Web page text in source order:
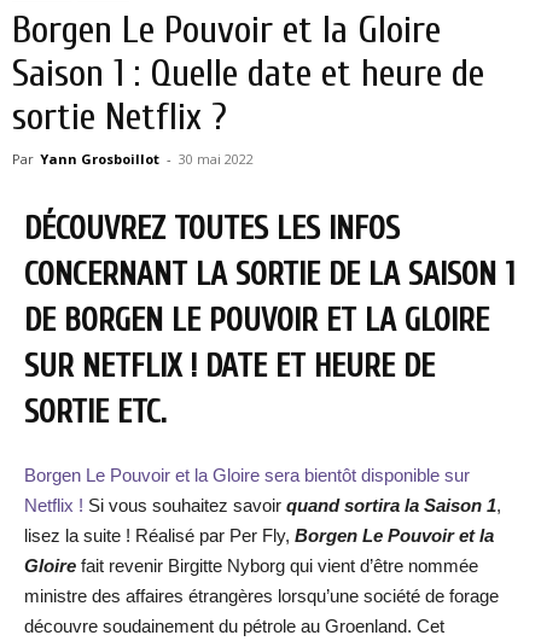
Borgen Le Pouvoir et la Gloire
Saison 1 : Quelle date et heure de
sortie Netflix ?
Par Yann Grosboillot - 30 mai 2022
DÉCOUVREZ TOUTES LES INFOS
CONCERNANT LA SORTIE DE LA SAISON 1
DE BORGEN LE POUVOIR ET LA GLOIRE
SUR NETFLIX ! DATE ET HEURE DE
SORTIE ETC.
Borgen Le Pouvoir et la Gloire sera bientôt disponible sur
Netflix ! Si vous souhaitez savoir quand sortira la Saison 1,
lisez la suite ! Réalisé par Per Fly, Borgen Le Pouvoir et la
Gloire fait revenir Birgitte Nyborg qui vient d’être nommée
ministre des affaires étrangères lorsqu’une société de forage
découvre soudainement du pétrole au Groenland. Cet